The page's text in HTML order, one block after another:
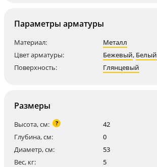
Параметры арматуры
Материал:
Металл
Цвет арматуры:
Бежевый, Белый
Поверхность:
Глянцевый
Размеры
Высота, см: ?
42
Глубина, см:
0
Диаметр, см:
53
Вес, кг:
5